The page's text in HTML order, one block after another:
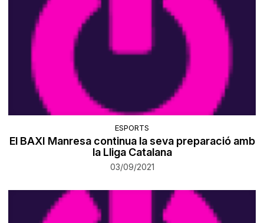
ESPORTS
El BAXI Manresa continua la seva preparació amb
la Lliga Catalana
03/09/2021